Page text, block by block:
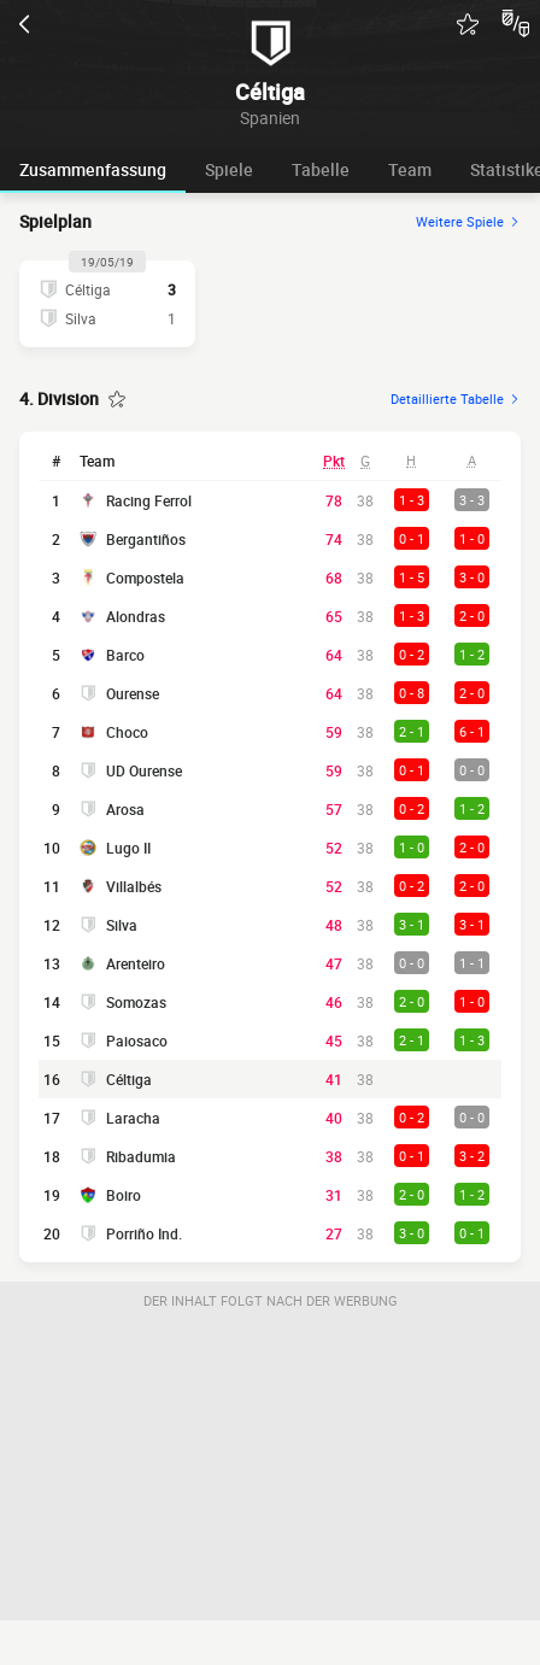
Céltiga
Spanien
Zusammenfassung Spiele Tabelle Team
Spielplan Weitere Spiele
19/05/19
Céltiga
3
Silva
1
4. Division Detaillierte Tabelle
# Team Pkt G H A
1 Racing Ferrol 78 38 1 - 3 3 - 3
2 Bergantiños 74 38 0 - 1 1 - 0
3 Compostela 68 38 1 - 5 3 - 0
4 Alondras 65 38 1 - 3 2 - 0
5 Barco 64 38 0 - 2 1 - 2
6 Ourense 64 38 0 - 8 2 - 0
7 Choco 59 38 2 - 1 6 - 1
8 UD Ourense 59 38 0 - 1 0 - 0
9 Arosa 57 38 0 - 2 1 - 2
10 Lugo II 52 38 1 - 0 2 - 0
11 Villalbés 52 38 0 - 2 2 - 0
12 Silva 48 38 3 - 1 3 - 1
13 Arenteiro 47 38 0 - 0 1 - 1
14 Somozas 46 38 2 - 0 1 - 0
15 Paiosaco 45 38 2 - 1 1 - 3
16 Céltiga 41
38
17
Laracha 40 38 0 - 2 0 - 0
18 Ribadumia 38 38 0 - 1 3 - 2
19 Boiro 31 38 2 - 0 1 - 2
20 Porriño Ind. 27 38 3 - 0 0 - 1
DER INHALT FOLGT NACH DER WERBUNG